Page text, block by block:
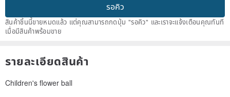
รอคิว
สินค้าชิ้นนี้ขายหมดแล้ว แต่คุณสามารถกดปุ่ม "รอคิว" และเราจะแจ้งเตือนคุณทันที
เมื่อมีสินค้าพร้อมขาย
รายละเอียดสินค้า
Children's flower ball